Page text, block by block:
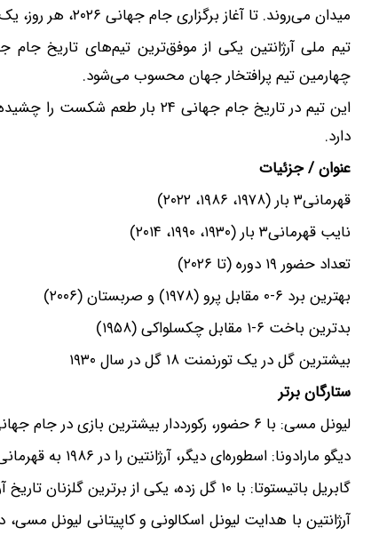
میدان می‌روند. تا آغاز برگزاری جام جهانی ۲۰۲۶، هر روز، یک واقعه مربوط به جام جهانی را برای شما منتشر می‌کنیم.
چهارمین تیم پرافتخار جهان محسوب می‌شود.
دارد.
عنوان / جزئیات
قهرمانی۳ بار (۱۹۷۸، ۱۹۸۶، ۲۰۲۲)
نایب قهرمانی۳ بار (۱۹۳۰، ۱۹۹۰، ۲۰۱۴)
تعداد حضور ۱۹ دوره (تا ۲۰۲۶)
بهترین برد ۶-۰ مقابل پرو (۱۹۷۸) و صربستان (۲۰۰۶)
بدترین باخت ۶-۱ مقابل چکسلواکی (۱۹۵۸)
بیشترین گل در یک تورنمنت ۱۸ گل در سال ۱۹۳۰
ستارگان برتر
لیونل مسی: با ۶ حضور، رکورددار بیشترین بازی در جام جهانی است.
دیگو مارادونا: اسطوره‌ای دیگر، آرژانتین را در ۱۹۸۶ به قهرمانی رساند.
گابریل باتیستوتا: با ۱۰ گل زده، یکی از برترین گلزنان تاریخ آرژانتین در جام جهانی است.